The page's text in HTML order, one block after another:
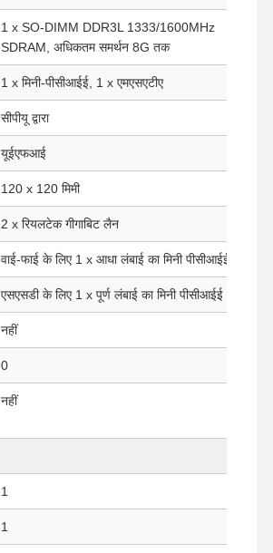
1 x SO-DIMM DDR3L 1333/1600MHz
SDRAM, अधिकतम समर्थन 8G तक
1 x मिनी-पीसीआईई, 1 x एमएसएटीए
सीपीयू द्वारा
यूईएफआई
120 x 120 मिमी
2 x रियलटेक गीगाबिट लैन
वाई-फाई के लिए 1 x आधा लंबाई का मिनी पीसीआईई
एसएसडी के लिए 1 x पूर्ण लंबाई का मिनी पीसीआईई
नहीं
0
नहीं
1
1